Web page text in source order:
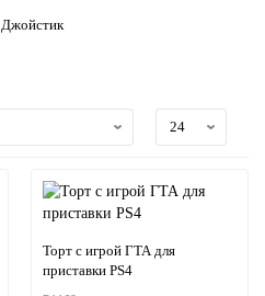
Джойстик
Торт с игрой ГТА для
приставки PS4